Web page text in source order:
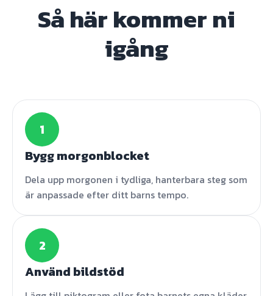
Så här kommer ni
igång
1
Bygg morgonblocket
Dela upp morgonen i tydliga, hanterbara steg som
är anpassade efter ditt barns tempo.
2
Använd bildstöd